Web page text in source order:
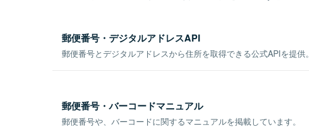
郵便番号・デジタルアドレスAPI
郵便番号とデジタルアドレスから住所を取得できる公式APIを提供。
郵便番号・バーコードマニュアル
郵便番号や、バーコードに関するマニュアルを掲載しています。